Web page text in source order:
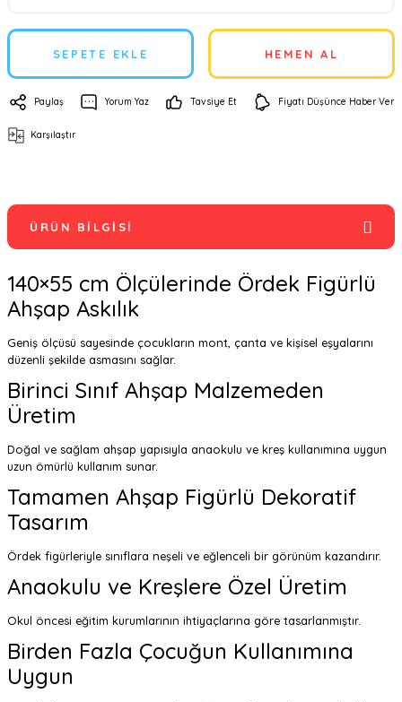
SEPETE EKLE HEMEN AL
Paylaş Yorum Yaz Tavsiye Et Fiyatı Düşünce Haber Ver
Karşılaştır
ÜRÜN BILGISI
140×55 cm Ölçülerinde Ördek Figürlü
Ahşap Askılık
Geniş ölçüsü sayesinde çocukların mont, çanta ve kişisel eşyalarını
düzenli şekilde asmasını sağlar.
Birinci Sınıf Ahşap Malzemeden
Üretim
Doğal ve sağlam ahşap yapısıyla anaokulu ve kreş kullanımına uygun
uzun ömürlü kullanım sunar.
Tamamen Ahşap Figürlü Dekoratif
Tasarım
Ördek figürleriyle sınıflara neşeli ve eğlenceli bir görünüm kazandırır.
Anaokulu ve Kreşlere Özel Üretim
Okul öncesi eğitim kurumlarının ihtiyaçlarına göre tasarlanmıştır.
Birden Fazla Çocuğun Kullanımına
Uygun